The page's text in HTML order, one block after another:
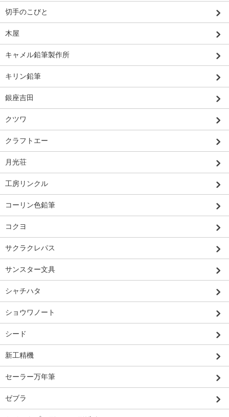
切手のこびと
木屋
キャメル鉛筆製作所
キリン鉛筆
銀座吉田
クツワ
クラフトエー
月光荘
工房リンクル
コーリン色鉛筆
コクヨ
サクラクレパス
サンスター文具
シャチハタ
ショウワノート
シード
新工精機
セーラー万年筆
ゼブラ